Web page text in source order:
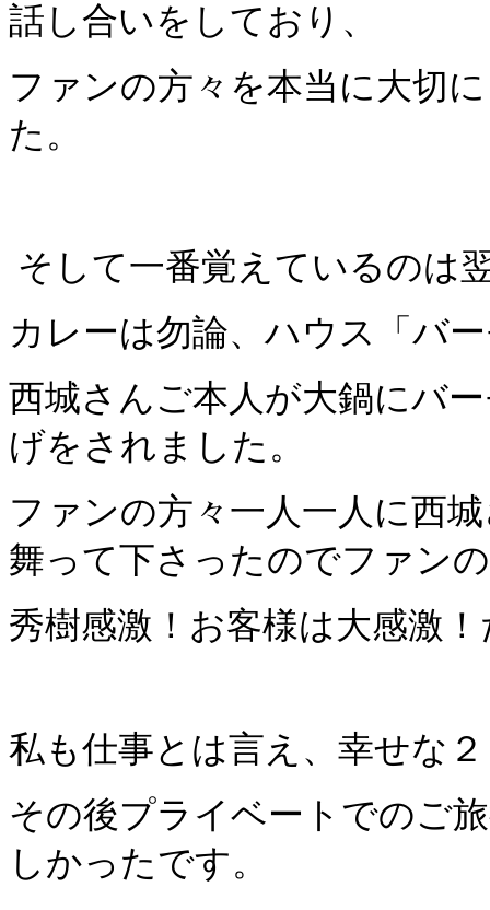
話し合いをしており、
ファンの方々を本当に大切
た。
そして一番覚えているのは
カレーは勿論、ハウス「バ
西城さんご本人が大鍋にバ
げをされました。
ファンの方々一人一人に西
舞って下さったのでファン
秀樹感激！お客様は大感激
私も仕事とは言え、幸せな
その後プライベートでのご
しかったです。